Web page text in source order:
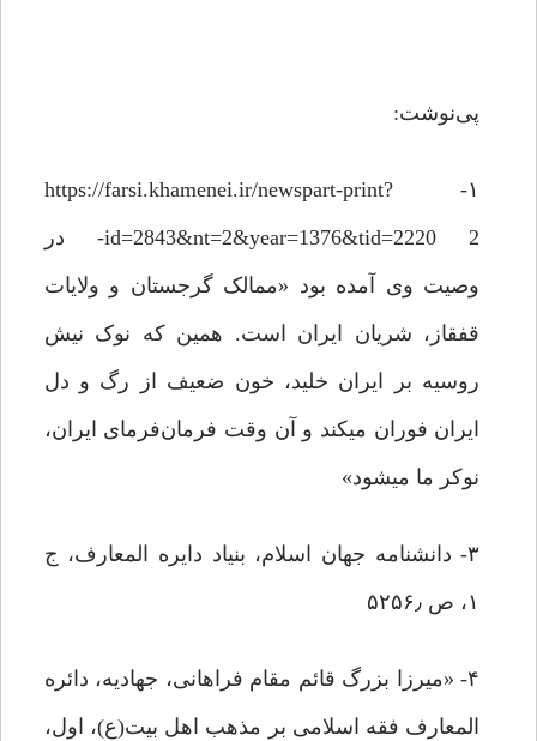
پی‌نوشت:
۱- https://farsi.khamenei.ir/newspart-print?
id=2843&nt=2&year=1376&tid=2220 2- در
وصیت وی آمده بود «ممالک گرجستان و ولایات
قفقاز، شریان ایران است. همین که نوک نیش
روسیه بر ایران خلید، خون ضعیف از رگ و دل
ایران فوران می‏کند و آن وقت فرمان‌فرمای ایران،
نوکر ما می‏شود»
۳- دانشنامه جهان اسلام، بنیاد دایره المعارف، ج
۱، ‌ص ۵۲۵۶٫
۴- «میرزا بزرگ قائم مقام فراهانی، جهادیه، دائره
المعارف فقه اسلامی بر مذهب اهل بیت(ع)، اول،